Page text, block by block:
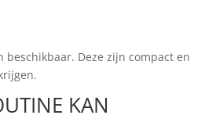
Deze zijn compact en
KAN